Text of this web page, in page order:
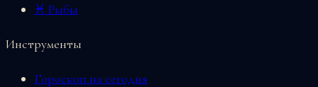
♓ Рыбы
Инструменты
Гороскоп на сегодня